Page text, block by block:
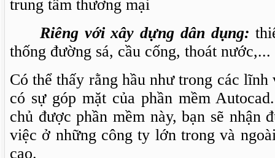
trung tâm thương mại
Riêng với xây dựng dân dụng:
thống đường sá, cầu cống, thoát nước,...
Có thể thấy rằng hầu như trong các lĩnh
có sự góp mặt của phần mềm
chủ được phần mềm này, bạn sẽ nhận
việc ở những công ty lớn trong và
cao.